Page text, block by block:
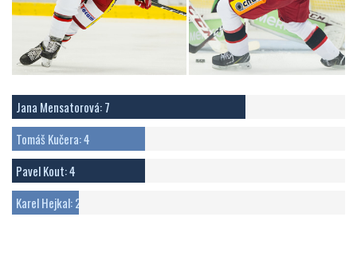
Jana Mensatorová: 7
Tomáš Kučera: 4
Pavel Kout: 4
Karel Hejkal: 2